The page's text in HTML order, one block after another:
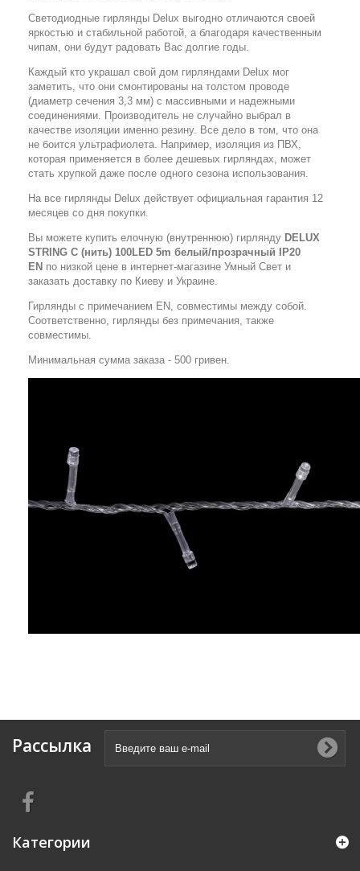
Светодиодные гирлянды Delux выгодно отличаются своей
яркостью и стабильной работой, а благодаря качественным
чипам, они будут радовать Вас долгие годы.
Каждый кто украшал свой дом гирляндами Delux мог
заметить, что они смонтированы на толстом проводе
(диаметр сечения 3,3 мм) с массивными и надежными
соединениями. Производитель не случайно выбрал в
качестве изоляции именно резину. Все дело в том, что она
не боится ультрафиолета. Например, изоляция из ПВХ,
которая применяется в более дешевых гирляндах, может
стать хрупкой даже после одного сезона использования.
На все гирлянды Delux действует официальная гарантия 12
месяцев со дня покупки.
Вы можете купить елочную (внутреннюю) гирлянду DELUX
STRING С (нить) 100LED 5m белый/прозрачный IP20
EN по низкой цене в интернет-магазине Умный Свет и
заказать доставку по Киеву и Украине.
Гирлянды с примечанием EN, совместимы между собой.
Соответственно, гирлянды без примечания, также
совместимы.
Минимальная сумма заказа - 500 гривен.
Рассылка
Категории